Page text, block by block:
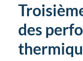
des